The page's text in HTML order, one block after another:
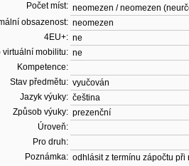
Počet míst: neomezen / neomezen
obsazenost: neomezen
4EU+: ne
virtuální mobilitu: ne
Kompetence:
Stav předmětu: vyučován
Jazyk výuky: čeština
Způsob výuky: prezenční
Úroveň:
Pro druh:
Poznámka: odhlásit z termínu zápočtu